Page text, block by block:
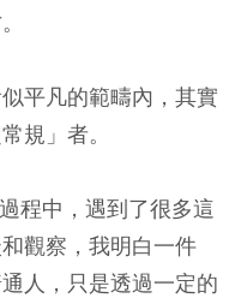
平凡的範疇內，其實
規」者。
程中，遇到了很多這
觀察，我明白一件
人，只是透過一定的